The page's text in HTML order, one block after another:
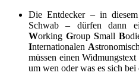
Die Entdecker – in
Schwab – dürfen dann
Working Group Small B
Internationalen A
müssen einen
um wen oder was es sich